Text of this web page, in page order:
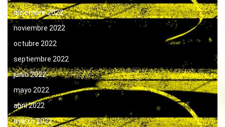
diciembre 2022
noviembre 2022
octubre 2022
septiembre 2022
junio 2022
mayo 2022
abril 2022
marzo 2022